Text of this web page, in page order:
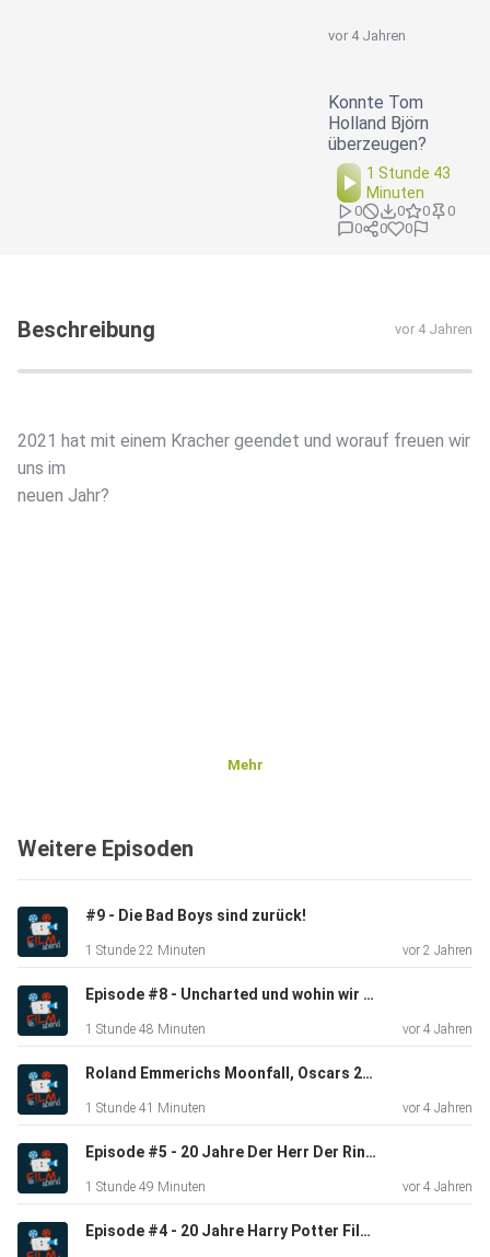
vor 4 Jahren
Konnte Tom
Holland Björn
überzeugen?
1 Stunde 43
Minuten
0 0 0
0
0
0 0
Beschreibung vor 4 Jahren
2021 hat mit einem Kracher geendet und worauf freuen wir
uns im
neuen Jahr?
Mehr
Weitere Episoden
#9 - Die Bad Boys sind zurück!
1 Stunde 22 Minuten vor 2 Jahren
Episode #8 - Uncharted und wohin wir sonst so abdriften
1 Stunde 48 Minuten vor 4 Jahren
Roland Emmerichs Moonfall, Oscars 2022 und die Freude auf Jurassic World 3
1 Stunde 41 Minuten vor 4 Jahren
Episode #5 - 20 Jahre Der Herr Der Ringe
1 Stunde 49 Minuten vor 4 Jahren
Episode #4 - 20 Jahre Harry Potter Filme